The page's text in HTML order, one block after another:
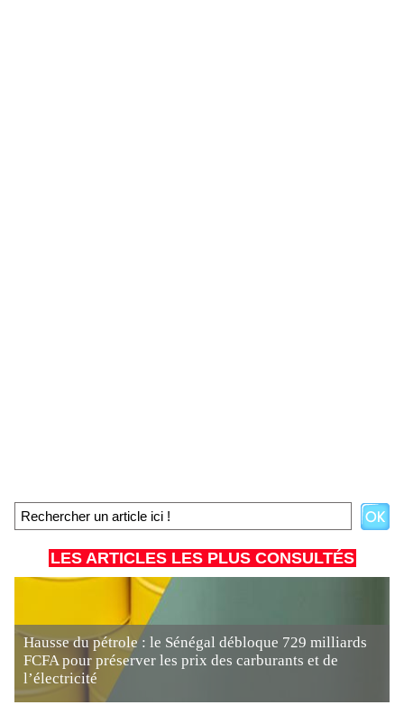
LES ARTICLES LES PLUS CONSULTÉS
Hausse du pétrole : le Sénégal débloque 729 milliards
FCFA pour préserver les prix des carburants et de
l’électricité